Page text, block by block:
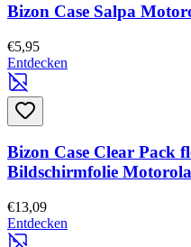
Bizon Case Salpa
€5,95
Entdecken
Bizon Case Clear Pack
Bildschirmfolie
€13,09
Entdecken